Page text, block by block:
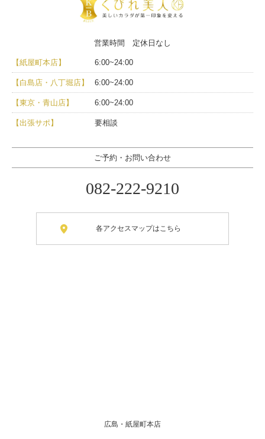
営業時間 定休日なし
【紙屋町本店】 6:00~24:00
【白島店・八丁堀店】 6:00~24:00
【東京・青山店】 6:00~24:00
【出張サポ】 要相談
ご予約・お問い合わせ
082-222-9210
各アクセスマップはこちら
広島・紙屋町本店